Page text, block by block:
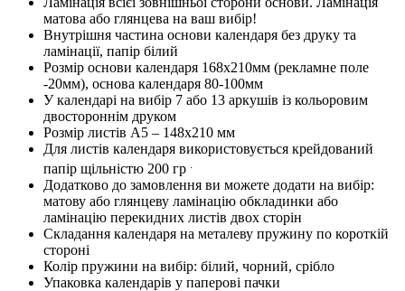
матова або глянцева на ваш вибір!
Внутрішня частина основи календаря без друку та
ламінації, папір білий
Розмір основи календаря 168х210мм (рекламне поле
-20мм), основа календаря 80-100мм
У календарі на вибір 7 або 13 аркушів із кольоровим
двостороннім друком
Розмір листів А5 – 148х210 мм
Для листів календаря використовується крейдований
папір щільністю 200 гр
Додатково до замовлення ви можете додати на вибір:
матову або глянцеву ламінацію обкладинки або
ламінацію перекидних листів двох сторін
Складання календаря на металеву пружину по короткій
стороні
Колір пружини на вибір: білий, чорний, срібло
Упаковка календарів у паперові пачки